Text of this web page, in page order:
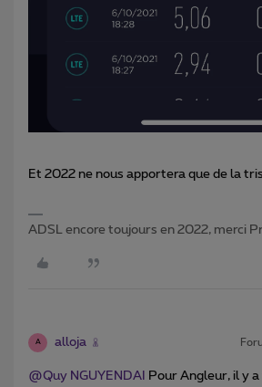
Et 2022 ne nous apportera que de la
ADSL encore toujours en 2022, merci
A alloja
@Quy NGUYENDAI
Pour Angleur, il y